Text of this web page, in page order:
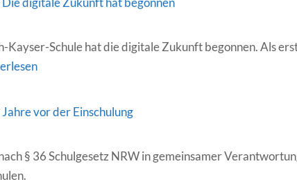
Kayser-Schule hat die digitale Zukunft begonnen. Als
vor der Einschulung
§ 36 Schulgesetz NRW in gemeinsamer